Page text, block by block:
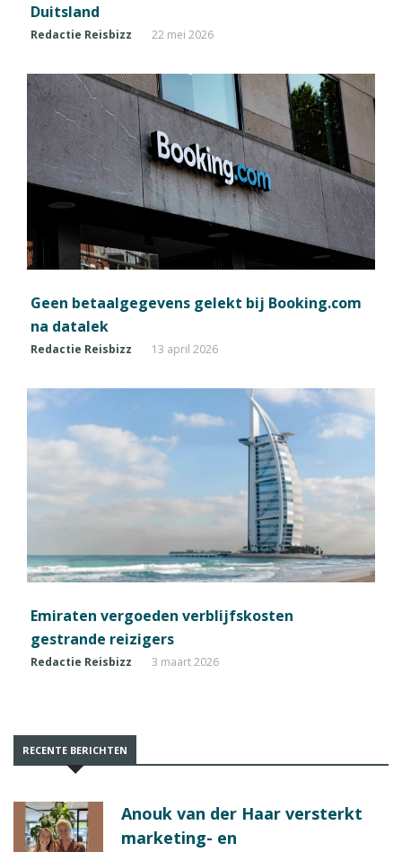
Duitsland
Redactie Reisbizz 22 mei 2026
Geen betaalgegevens gelekt bij Booking.com
na datalek
Redactie Reisbizz 13 april 2026
Emiraten vergoeden verblijfskosten
gestrande reizigers
Redactie Reisbizz 3 maart 2026
RECENTE BERICHTEN
Anouk van der Haar versterkt
marketing- en